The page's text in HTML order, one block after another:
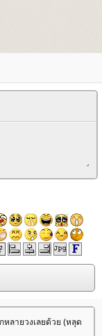
หลายวงเลยด้วย (หลุด